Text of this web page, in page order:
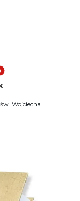
w koszyku: 0.
Wojciecha